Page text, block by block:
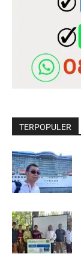
TERPOPULER